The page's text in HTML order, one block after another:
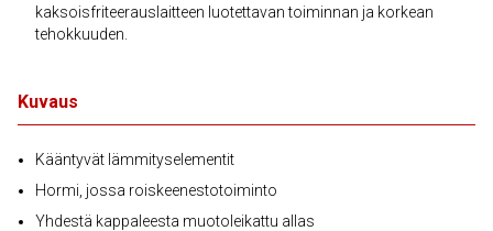
kaksoisfriteerauslaitteen luotettavan toiminnan ja korkean
tehokkuuden.
Kuvaus
Kääntyvät lämmityselementit
Hormi, jossa roiskeenestotoiminto
Yhdestä kappaleesta muotoleikattu allas